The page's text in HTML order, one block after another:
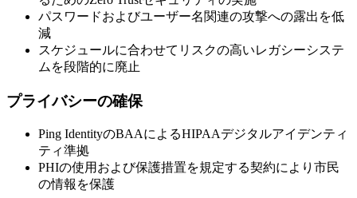
パスワードおよびユーザー名関連の攻撃への露出を低
減
スケジュールに合わせてリスクの高いレガシーシステ
ムを段階的に廃止
プライバシーの確保
Ping IdentityのBAAによるHIPAAデジタルアイデンティ
ティ準拠
PHIの使用および保護措置を規定する契約により市民
の情報を保護